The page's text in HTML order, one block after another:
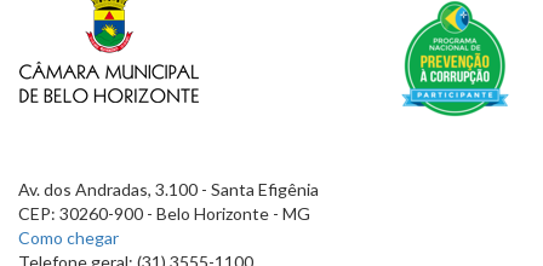
Av. dos Andradas, 3.100 - Santa Efigênia
CEP: 30260-900 - Belo Horizonte - MG
Como chegar